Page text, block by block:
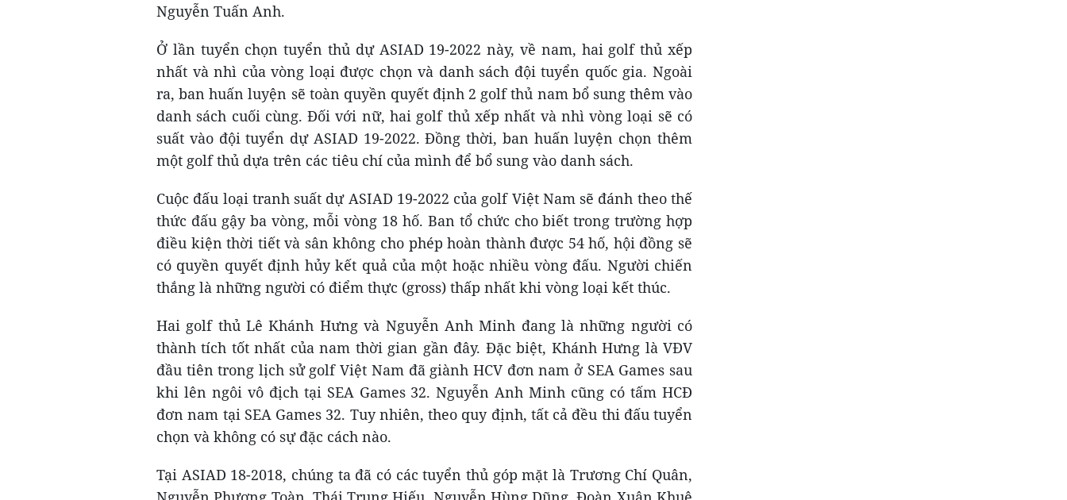
Nguyễn Tuấn Anh.
Ở lần tuyển chọn tuyển thủ dự ASIAD 19-2022 này, về nam, hai golf thủ xếp
nhất và nhì của vòng loại được chọn và danh sách đội tuyển quốc gia. Ngoài
ra, ban huấn luyện sẽ toàn quyền quyết định 2 golf thủ nam bổ sung thêm vào
danh sách cuối cùng. Đối với nữ, hai golf thủ xếp nhất và nhì vòng loại sẽ có
suất vào đội tuyển dự ASIAD 19-2022. Đồng thời, ban huấn luyện chọn thêm
một golf thủ dựa trên các tiêu chí của mình để bổ sung vào danh sách.
Cuộc đấu loại tranh suất dự ASIAD 19-2022 của golf Việt Nam sẽ đánh theo thế
thức đấu gậy ba vòng, mỗi vòng 18 hố. Ban tổ chức cho biết trong trường hợp
điều kiện thời tiết và sân không cho phép hoàn thành được 54 hố, hội đồng sẽ
có quyền quyết định hủy kết quả của một hoặc nhiều vòng đấu. Người chiến
thắng là những người có điểm thực (gross) thấp nhất khi vòng loại kết thúc.
Hai golf thủ Lê Khánh Hưng và Nguyễn Anh Minh đang là những người có
thành tích tốt nhất của nam thời gian gần đây. Đặc biệt, Khánh Hưng là VĐV
đầu tiên trong lịch sử golf Việt Nam đã giành HCV đơn nam ở SEA Games sau
khi lên ngôi vô địch tại SEA Games 32. Nguyễn Anh Minh cũng có tấm HCĐ
đơn nam tại SEA Games 32. Tuy nhiên, theo quy định, tất cả đều thi đấu tuyển
chọn và không có sự đặc cách nào.
Tại ASIAD 18-2018, chúng ta đã có các tuyển thủ góp mặt là Trương Chí Quân,